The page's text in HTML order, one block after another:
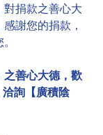
捐款之善心大
謝您的捐款，
善心大德，歡
洽詢【廣積陰